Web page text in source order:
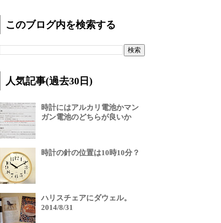
このブログ内を検索する
人気記事(過去30日)
時計にはアルカリ電池かマン
ガン電池のどちらが良いか
時計の針の位置は10時10分？
ハリスチェアにダウェル。
2014/8/31